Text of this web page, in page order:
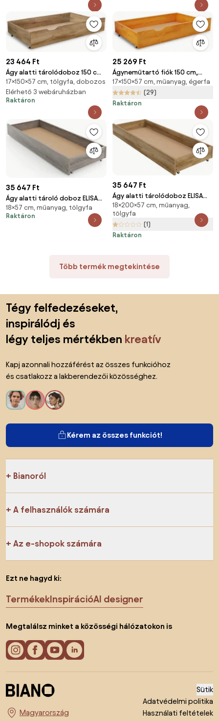
23 464 Ft
Ágy alatti tárolódoboz 150 cm,
artisan tölgy
17×150×57 cm, tölgyfa, dobozos
Elérhető 3 webáruházban
Raktáron
25 269 Ft
Ágyneműtartó fiók 150 cm,
égerfa
17×150×57 cm, műanyag, égerfa
(29)
Raktáron
35 647 Ft
Ágy alatti tároló doboz ELISA
200 cm, szarvasgomba tölgy
18×57 cm, műanyag, tölgyfa
Raktáron
35 647 Ft
Ágy alatti tárolódoboz ELISA
200 cm, artisan tölgy
18×200×57 cm, műanyag,
tölgyfa
(1)
Raktáron
Több termék megtekintése
Tégy felfedezéseket,
inspirálódj és
légy teljes mértékben kreatív
Kapj azonnali hozzáférést az összes funkcióhoz
és csatlakozz a lakberendezői közösséghez.
Kérem az összes funkciót!
Bianoról
A felhasználók számára
Az e-shopok számára
Ezt ne hagyd ki:
TermékekInspirációAI designer
Megtalálsz minket a közösségi hálózatokon is
Ország megváltoztatása
Sütik
Adatvédelmi politika
Használati feltételek